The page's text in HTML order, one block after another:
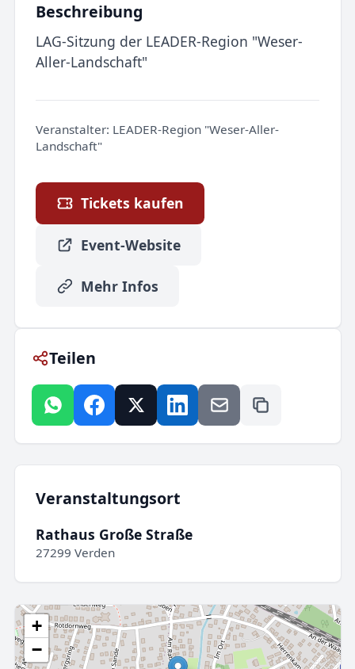
Beschreibung
LAG-Sitzung der LEADER-Region "Weser-
Aller-Landschaft"
Veranstalter: LEADER-Region "Weser-Aller-
Landschaft"
Tickets kaufen
Event-Website
Mehr Infos
Teilen
Veranstaltungsort
Rathaus Große Straße
27299 Verden
+
−